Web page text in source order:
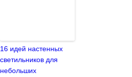
16 идей настенных
светильников для
небольших